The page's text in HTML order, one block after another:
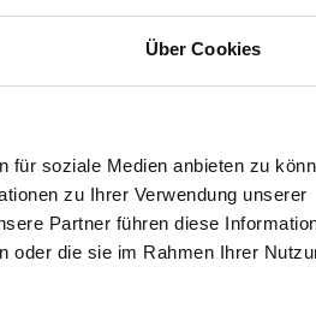
Über Cookies
für soziale Medien anbieten zu
zu Ihrer Verwendung unserer
Partner führen diese
oder die sie im Rahmen Ihrer